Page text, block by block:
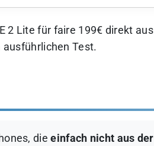
2 Lite für faire 199€ direkt aus
Test.
dieeinfach nicht aus der